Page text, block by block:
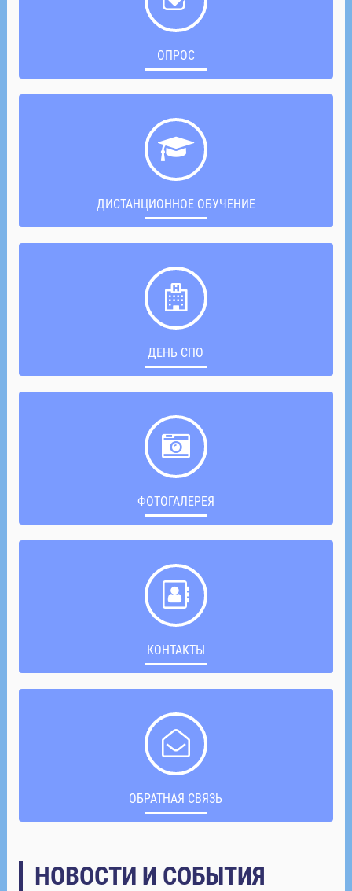
ОПРОС
ДИСТАНЦИОННОЕ ОБУЧЕНИЕ
ДЕНЬ СПО
ФОТОГАЛЕРЕЯ
КОНТАКТЫ
ОБРАТНАЯ СВЯЗЬ
НОВОСТИ И СОБЫТИЯ